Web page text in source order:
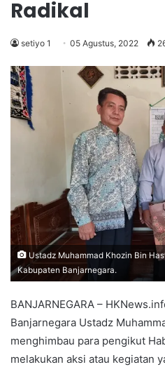
Radikal
setiyo 1 05 Agustus, 2022
Ustadz Muhammad Khozin Bin
Kabupaten Banjarnegara.
BANJARNEGARA –
Banjarnegara Ustadz
menghimbau para pengikut
melakukan aksi atau kegiatan